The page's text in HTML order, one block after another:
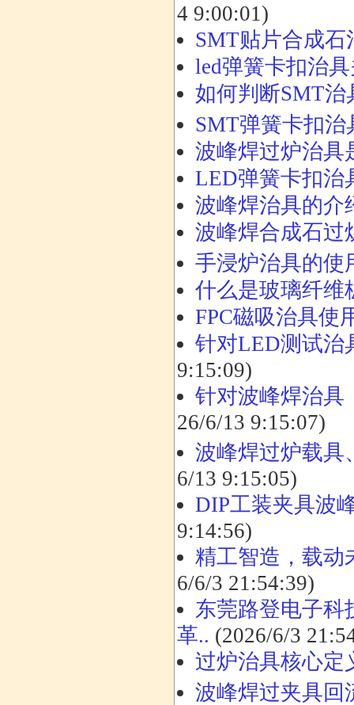
4 9:00:01)
SMT贴片合成
led弹簧卡扣治
如何判断SMT
SMT弹簧卡扣治
波峰焊过炉治具
LED弹簧卡扣治
波峰焊治具的介
波峰焊合成石过
手浸炉治具的使
什么是玻璃纤维
FPC磁吸治具使
针对LED测试治
9:15:09)
针对波峰焊治具
26/6/13 9:15:07)
波峰焊过炉载具
6/13 9:15:05)
DIP工装夹具波
9:14:56)
精工智造，载动
6/6/3 21:54:39)
东莞路登电子科
革.. (2026/6/3
过炉治具核心定
波峰焊过夹具回